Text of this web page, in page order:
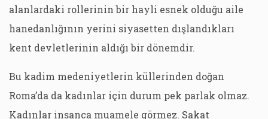
alanlardaki rollerinin bir hayli esnek olduğu aile
hanedanlığının yerini siyasetten dışlandıkları
kent devletlerinin aldığı bir dönemdir.
Bu kadim medeniyetlerin küllerinden doğan
Roma’da da kadınlar için durum pek parlak olmaz.
Kadınlar insanca muamele görmez. Sakat